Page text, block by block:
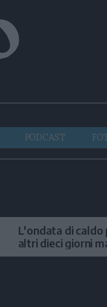
PODCAST
L'ondata di caldo
altri dieci giorni
temporali